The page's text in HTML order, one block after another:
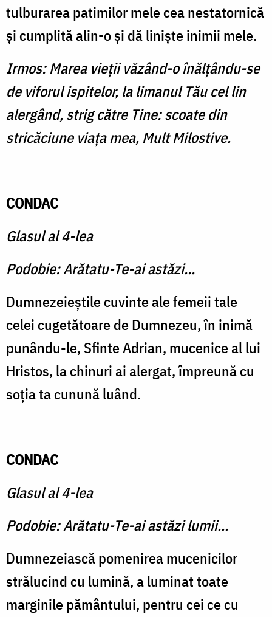
tulburarea patimilor mele cea nestatornică
şi cumplită alin-o şi dă linişte inimii mele.
Irmos: Marea vieţii văzând-o înălţându-se
de viforul ispitelor, la limanul Tău cel lin
alergând, strig către Tine: scoate din
stricăciune viaţa mea, Mult Milostive.
CONDAC
Glasul al 4-lea
Podobie: Arătatu-Te-ai astăzi...
Dumnezeieştile cuvinte ale femeii tale
celei cugetătoare de Dumnezeu, în inimă
punându-le, Sfinte Adrian, mucenice al lui
Hristos, la chinuri ai alergat, împreună cu
soţia ta cunună luând.
CONDAC
Glasul al 4-lea
Podobie: Arătatu-Te-ai astăzi lumii...
Dumnezeiască pomenirea mucenicilor
strălucind cu lumină, a luminat toate
marginile pământului, pentru cei ce cu